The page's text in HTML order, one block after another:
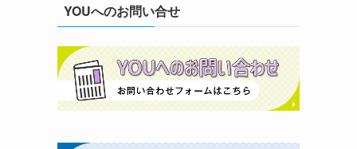
YOUへのお問い合せ